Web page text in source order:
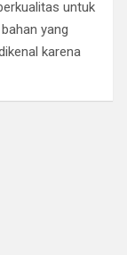
untuk
yang
karena